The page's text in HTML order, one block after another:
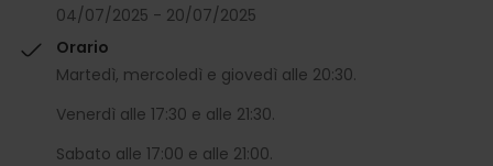
04/07/2025 - 20/07/2025
Orario
Martedì, mercoledì e giovedì alle 20:30.
Venerdì alle 17:30 e alle 21:30.
Sabato alle 17:00 e alle 21:00.